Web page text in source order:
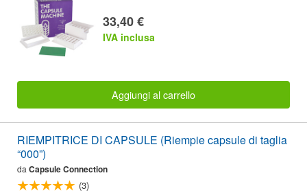
33,40 €
IVA inclusa
Aggiungi al carrello
RIEMPITRICE DI CAPSULE (Riempie capsule di taglia
“000”)
da Capsule Connection
(3)